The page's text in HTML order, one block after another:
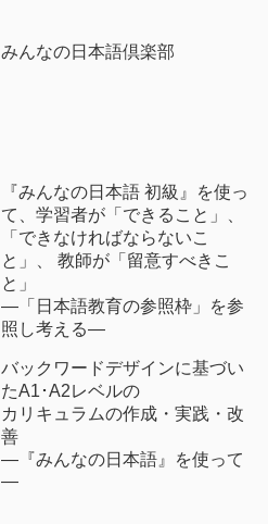
みんなの日本語倶楽部
『みんなの日本語 初級』を使っ
て、学習者が「できること」、
「できなければならないこ
と」、 教師が「留意すべきこ
と」
―「日本語教育の参照枠」を参
照し考える―
バックワードデザインに基づい
たA1･A2レベルの
カリキュラムの作成・実践・改
善
―『みんなの日本語』を使って
―